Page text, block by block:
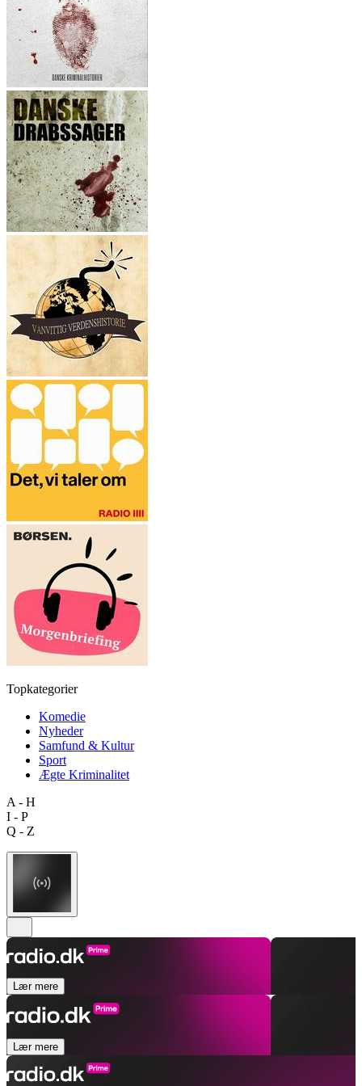
Topkategorier
Komedie
Nyheder
Samfund & Kultur
Sport
Ægte Kriminalitet
A - H
I - P
Q - Z
Lær mere
Lær mere